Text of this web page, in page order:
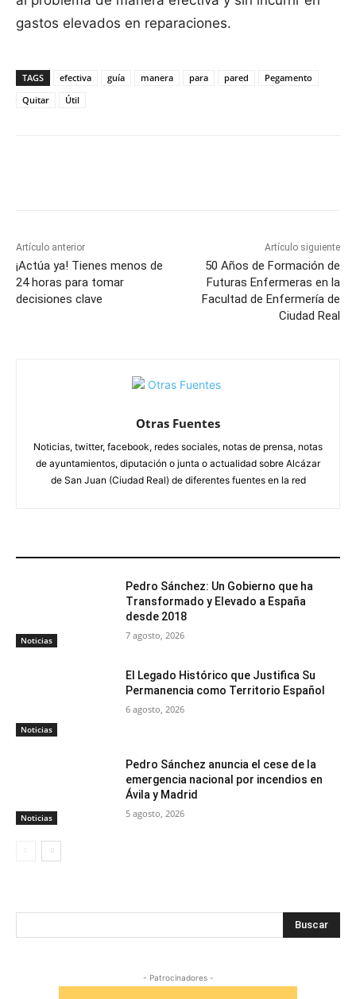
gastos elevados en reparaciones.
TAGS efectiva guía manera para pared
Pegamento
Quitar
Útil
Artículo anterior
¡Actúa ya! Tienes menos de
24 horas para tomar
decisiones clave
Artículo siguiente
50 Años de Formación de
Futuras Enfermeras en la
Facultad de Enfermería de
Ciudad Real
Otras Fuentes
Noticias, twitter, facebook, redes sociales, notas de prensa, notas
de ayuntamientos, diputación o junta o actualidad sobre Alcázar
de San Juan (Ciudad Real) de diferentes fuentes en la red
Noticias
Pedro Sánchez: Un Gobierno que ha
Transformado y Elevado a España
desde 2018
7 agosto, 2026
Noticias
El Legado Histórico que Justifica Su
Permanencia como Territorio Español
6 agosto, 2026
Noticias
Pedro Sánchez anuncia el cese de la
emergencia nacional por incendios en
Ávila y Madrid
5 agosto, 2026
Buscar
- Patrocinadores -